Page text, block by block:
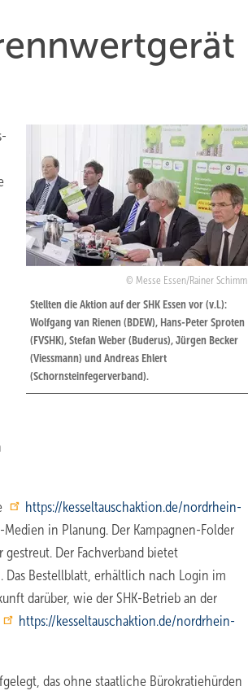
Messe Essen/Rainer Schimm
Stellten die Aktion auf der SHK Essen vor (v.l.):
Wolfgang van Rienen (BDEW), Hans-Peter Sproten
(FVSHK), Stefan Weber (Buderus), Jürgen Becker
(Viessmann) und Andreas Ehlert
(Schornsteinfegerverband).
https://kesseltauschaktion.de/nordrhein-
in Planung. Der Kampagnen-Folder
Der Fachverband bietet
Das Bestellblatt, erhältlich nach Login im
darüber, wie der SHK-Betrieb an der
https://kesseltauschaktion.de/nordrhein-
das ohne staatliche Bürokratiehürden